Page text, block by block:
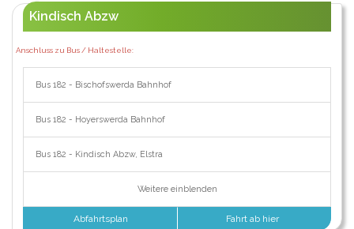
Kindisch Abzw
Anschluss zu Bus / Haltestelle:
Bus 182 - Bischofswerda Bahnhof
Bus 182 - Hoyerswerda Bahnhof
Bus 182 - Kindisch Abzw, Elstra
Weitere einblenden
Abfahrtsplan Fahrt ab hier